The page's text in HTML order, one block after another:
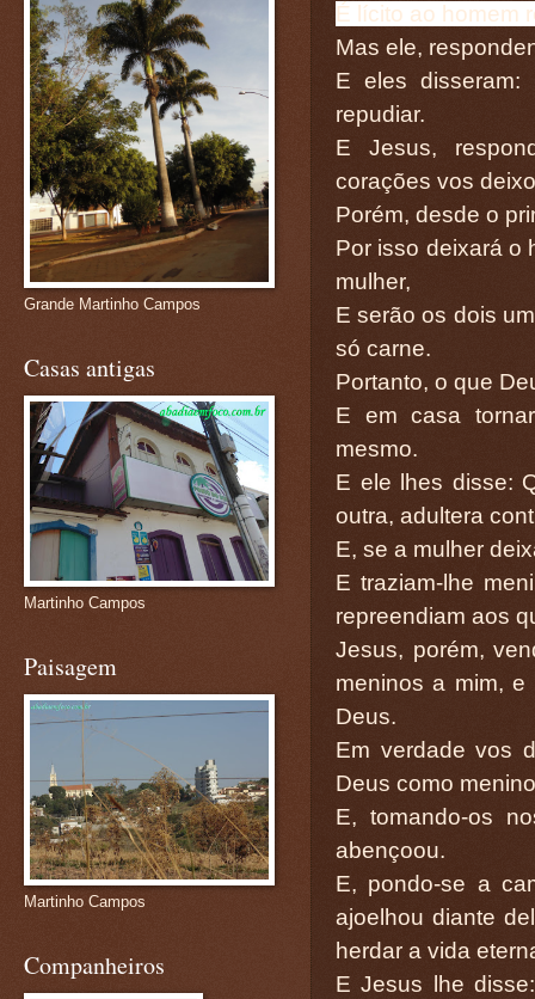
É lícito ao homem
Mas ele,
E eles disseram:
repudiar.
E Jesus,
corações vos
Porém, desde o
Por isso deixará o
mulher,
E serão os dois
só carne.
Portanto, o que
E em casa
mesmo.
E ele lhes disse:
outra, adultera
E, se a mulher
E traziam-lhe
repreendiam aos
Jesus, porém,
meninos a mim,
Deus.
Em verdade vos
Deus como
E, tomando-os
abençoou.
E, pondo-se a
ajoelhou diante
herdar a vida
E Jesus lhe
Grande Martinho Campos
Casas antigas
Martinho Campos
Paisagem
Martinho Campos
Companheiros